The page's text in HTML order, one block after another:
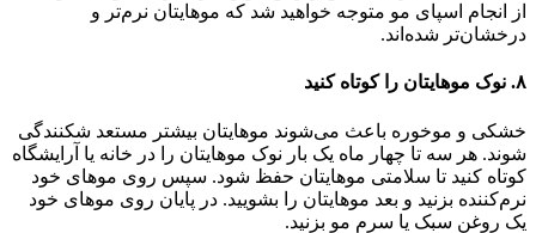
از انجام اسپای مو متوجه خواهید شد که موهایتان نرم‌تر و
درخشان‌تر شده‌اند.
۸. نوک موهایتان را کوتاه کنید
خشکی و موخوره باعث می‌شوند موهایتان بیشتر مستعد شکنندگی
شوند‌. هر سه تا چهار ماه یک بار نوک موهایتان را در خانه یا آرایشگاه
کوتاه کنید تا سلامتی موهایتان حفظ شود‌. سپس روی موهای خود
نرم‌کننده بزنید و بعد موهایتان را بشویید. در پایان روی موهای خود
یک روغن سبک یا سرم مو بزنید‌.